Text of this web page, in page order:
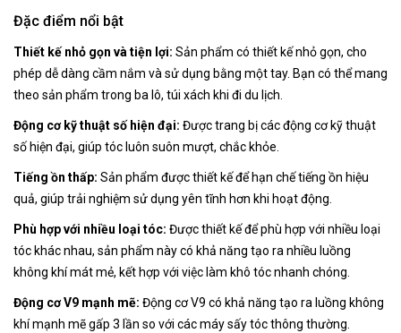
Đặc điểm nổi bật
Thiết kế nhỏ gọn và tiện lợi: Sản phẩm có thiết kế nhỏ gọn, cho
phép dễ dàng cầm nắm và sử dụng bằng một tay. Bạn có thể mang
theo sản phẩm trong ba lô, túi xách khi đi du lịch.
Động cơ kỹ thuật số hiện đại: Được trang bị các động cơ kỹ thuật
số hiện đại, giúp tóc luôn suôn mượt, chắc khỏe.
Tiếng ồn thấp: Sản phẩm được thiết kế để hạn chế tiếng ồn hiệu
quả, giúp trải nghiệm sử dụng yên tĩnh hơn khi hoạt động.
Phù hợp với nhiều loại tóc: Được thiết kế để phù hợp với nhiều loại
tóc khác nhau, sản phẩm này có khả năng tạo ra nhiều luồng
không khí mát mẻ, kết hợp với việc làm khô tóc nhanh chóng.
Động cơ V9 mạnh mẽ: Động cơ V9 có khả năng tạo ra luồng không
khí mạnh mẽ gấp 3 lần so với các máy sấy tóc thông thường.